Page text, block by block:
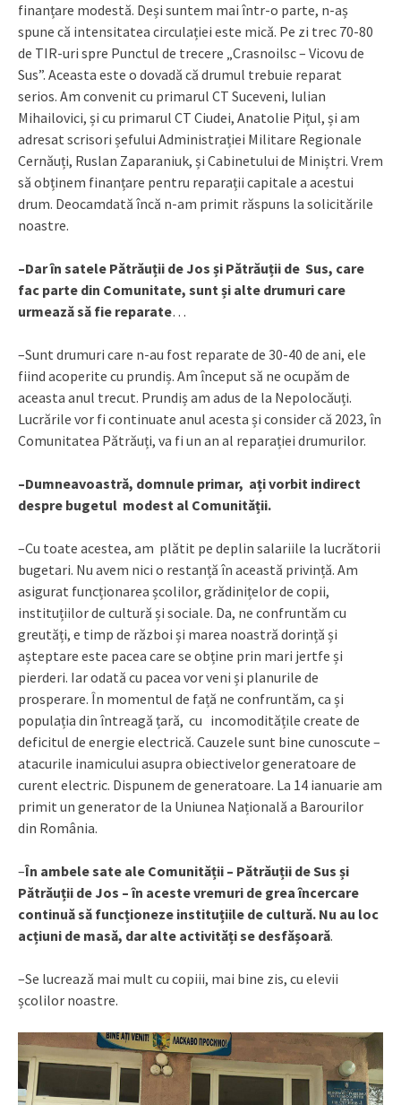
finanțare modestă. Deși suntem mai într-o parte, n-aș
spune că intensitatea circulației este mică. Pe zi trec 70-80
de TIR-uri spre Punctul de trecere „Crasnoilsc – Vicovu de
Sus”. Aceasta este o dovadă că drumul trebuie reparat
serios. Am convenit cu primarul CT Suceveni, Iulian
Mihailovici, și cu primarul CT Ciudei, Anatolie Pițul, și am
adresat scrisori șefului Administrației Militare Regionale
Cernăuți, Ruslan Zaparaniuk, și Cabinetului de Miniștri. Vrem
să obținem finanțare pentru reparații capitale a acestui
drum. Deocamdată încă n-am primit răspuns la solicitările
noastre.
–Dar în satele Pătrăuții de Jos și Pătrăuții de Sus, care
fac parte din Comunitate, sunt și alte drumuri care
urmează să fie reparate…
–Sunt drumuri care n-au fost reparate de 30-40 de ani, ele
fiind acoperite cu prundiș. Am început să ne ocupăm de
aceasta anul trecut. Prundiș am adus de la Nepolocăuți.
Lucrările vor fi continuate anul acesta și consider că 2023, în
Comunitatea Pătrăuți, va fi un an al reparației drumurilor.
–Dumneavoastră, domnule primar, ați vorbit indirect
despre bugetul modest al Comunității.
–Cu toate acestea, am plătit pe deplin salariile la lucrătorii
bugetari. Nu avem nici o restanță în această privință. Am
asigurat funcționarea școlilor, grădinițelor de copii,
instituțiilor de cultură și sociale. Da, ne confruntăm cu
greutăți, e timp de război și marea noastră dorință și
așteptare este pacea care se obține prin mari jertfe și
pierderi. Iar odată cu pacea vor veni și planurile de
prosperare. În momentul de față ne confruntăm, ca și
populația din întreagă țară, cu incomoditățile create de
deficitul de energie electrică. Cauzele sunt bine cunoscute –
atacurile inamicului asupra obiectivelor generatoare de
curent electric. Dispunem de generatoare. La 14 ianuarie am
primit un generator de la Uniunea Națională a Barourilor
din România.
­­–În ambele sate ale Comunității – Pătrăuții de Sus și
Pătrăuții de Jos – în aceste vremuri de grea încercare
continuă să funcționeze instituțiile de cultură. Nu au loc
acțiuni de masă, dar alte activități se desfășoară.
–Se lucrează mai mult cu copiii, mai bine zis, cu elevii
școlilor noastre.